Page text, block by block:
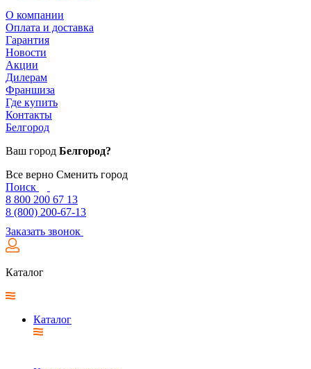
О компании
Оплата и доставка
Гарантия
Новости
Акции
Дилерам
Франшиза
Где купить
Контакты
Белгород
Ваш город Белгород?
Все верно Сменить город
Поиск
8 800 200 67 13
8 (800) 200-67-13
Заказать звонок
Каталог
Каталог